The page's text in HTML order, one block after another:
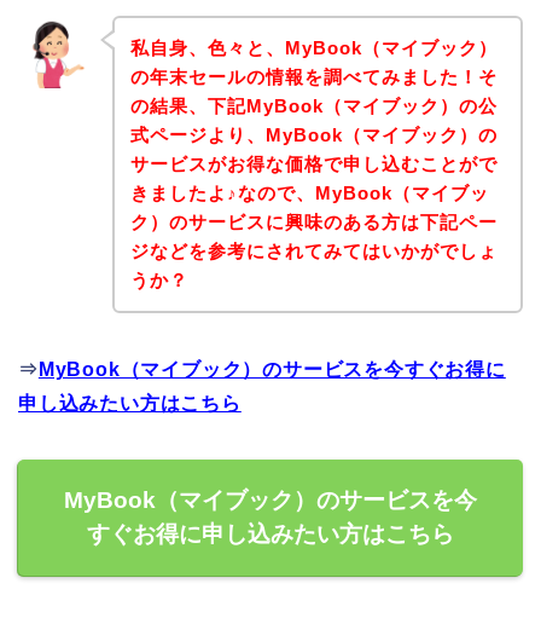
私自身、色々と、MyBook（マイブック）
の年末セールの情報を調べてみました！そ
の結果、下記MyBook（マイブック）の公
式ページより、MyBook（マイブック）の
サービスがお得な価格で申し込むことがで
きましたよ♪なので、MyBook（マイブッ
ク）のサービスに興味のある方は下記ペー
ジなどを参考にされてみてはいかがでしょ
うか？
⇒ MyBook（マイブック）のサービスを今すぐお得に
申し込みたい方はこちら
MyBook（マイブック）のサービスを今
すぐお得に申し込みたい方はこちら